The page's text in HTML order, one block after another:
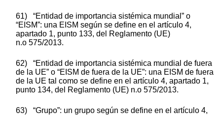
61) “Entidad de importancia sistémica mundial” o
“EISM”: una EISM según se define en el artículo 4,
apartado 1, punto 133, del Reglamento (UE)
n.o 575/2013.
62) “Entidad de importancia sistémica mundial de fuera
de la UE” o “EISM de fuera de la UE”: una EISM de fuera
de la UE tal como se define en el artículo 4, apartado 1,
punto 134, del Reglamento (UE) n.o 575/2013.
63) “Grupo”: un grupo según se define en el artículo 4,